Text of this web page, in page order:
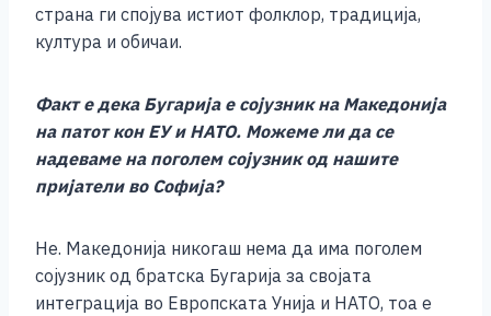
страна ги спојува истиот фолклор, традиција,
култура и обичаи.
Факт е дека Бугарија е сојузник на Македонија
на патот кон ЕУ и НАТО. Можеме ли да се
надеваме на поголем сојузник од нашите
пријатели во Софија?
Не. Македонија никогаш нема да има поголем
сојузник од братска Бугарија за својата
интеграција во Европската Унија и НАТО, тоа е